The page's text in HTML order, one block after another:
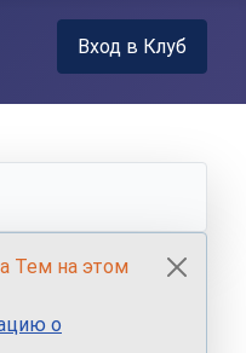
Вход в Клуб
Тем на этом
о